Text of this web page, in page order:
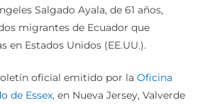
Salgado Ayala, de 61 años,
migrantes de Ecuador que
en Estados Unidos (EE.UU.).
oficial emitido por la Oficina
de Essex, en Nueva Jersey, Valverde